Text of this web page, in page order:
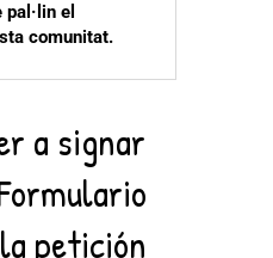
el
comunitat.